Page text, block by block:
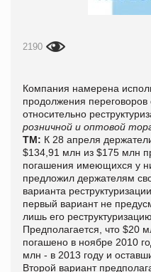
2190
Компания намерена
продолжения
относительно
розничной и оптовой
ТМ: К 28 апреля
$134,91 млн из $175 млн
погашения имеющихся у
предложил держателям
варианта
первый вариант не
лишь его
Предполагается, что $20
погашено в ноябре 2010
млн - в 2013 году и
Второй вариант